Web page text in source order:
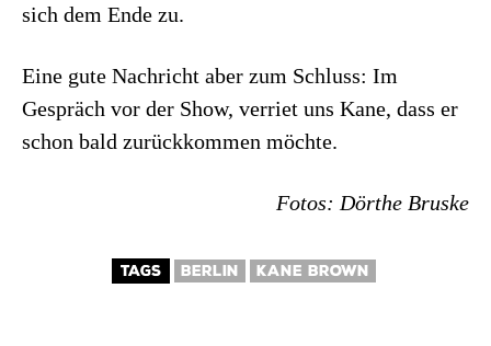
sich dem Ende zu.
Eine gute Nachricht aber zum Schluss: Im
Gespräch vor der Show, verriet uns Kane, dass er
schon bald zurückkommen möchte.
Fotos: Dörthe Bruske
TAGS BERLIN KANE BROWN